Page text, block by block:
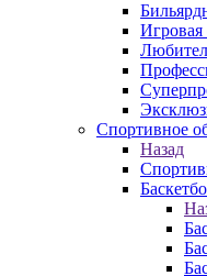
Игровая
Спортивное
Назад